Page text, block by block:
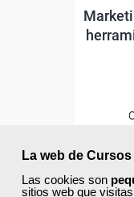
La web de
Las cookies son
sitios web que